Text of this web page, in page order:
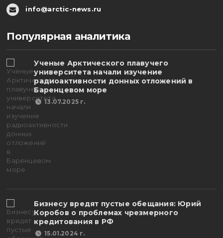
info@arctic-news.ru
Популярная аналитика
Ученые Арктического плавучего
университета начали изучение
радиоактивности донных отложений в
Баренцевом море
13.07.2025 г.
Бизнесу вредят пустые обещания: Юрий
Коробов о проблемах чрезмерного
кредитования в РФ
15.01.2024 г.